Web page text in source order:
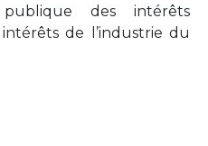
des intérêts
de l’industrie du